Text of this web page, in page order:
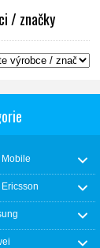
/ značky